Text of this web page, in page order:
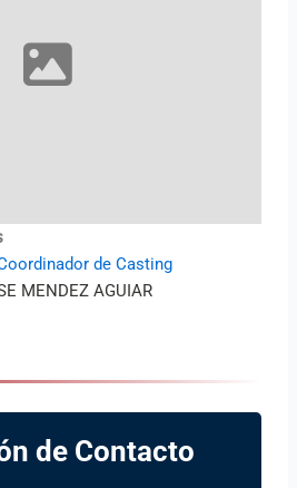
de Casting
MENDEZ AGUIAR
de Contacto